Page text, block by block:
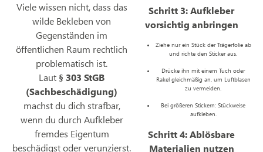
Viele wissen nicht, dass das
wilde Bekleben von
Gegenständen im
öffentlichen Raum rechtlich
problematisch ist.
Laut § 303 StGB
(Sachbeschädigung)
machst du dich strafbar,
wenn du durch Aufkleber
fremdes Eigentum
beschädigst oder verunzierst.
Schritt 3: Aufkleber
vorsichtig anbringen
Ziehe nur ein Stück der Trägerfolie ab
und richte den Sticker aus.
Drücke ihn mit einem Tuch oder
Rakel gleichmäßig an, um Luftblasen
zu vermeiden.
Bei größeren Stickern: Stückweise
aufkleben.
Schritt 4: Ablösbare
Materialien nutzen